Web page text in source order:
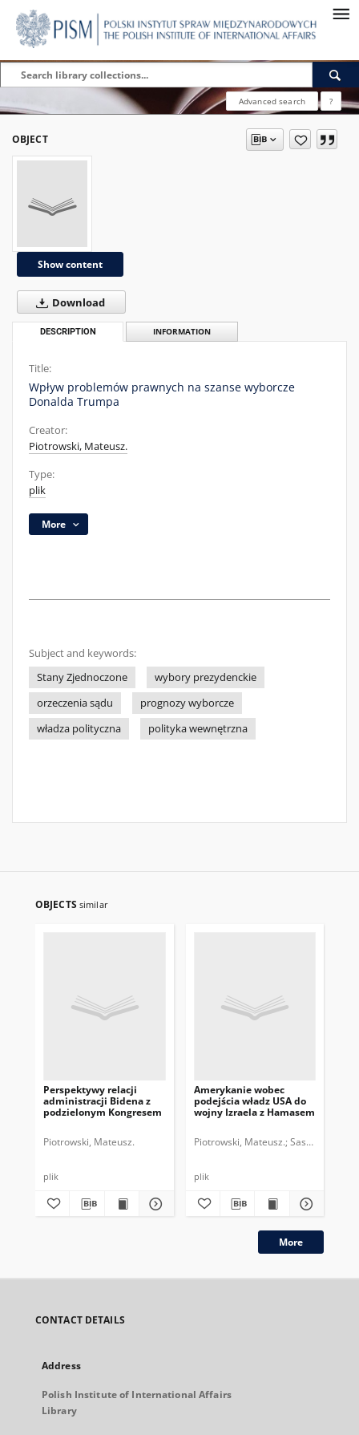
Advanced search ?
OBJECT
Show content
Download
DESCRIPTION INFORMATION
Title:
Wpływ problemów prawnych na szanse wyborcze
Donalda Trumpa
Creator:
Piotrowski, Mateusz.
Type:
plik
More
Subject and keywords:
Stany Zjednoczone
wybory prezydenckie
orzeczenia sądu
prognozy wyborcze
władza polityczna
polityka wewnętrzna
OBJECTS similar
Perspektywy relacji
administracji Bidena z
podzielonym Kongresem
Piotrowski, Mateusz.
plik
Amerykanie wobec
podejścia władz USA do
wojny Izraela z Hamasem
Piotrowski, Mateusz. Sasnal,
plik
More
CONTACT DETAILS
Address
Polish Institute of International Affairs
Library